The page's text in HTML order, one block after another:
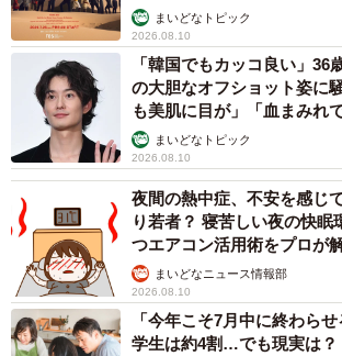
まいどなトピック
2026.08.10
「韓国でもカッコ良い」
の大胆なオフショット姿
も美肌に目が」「血まみれ
っこいい」
まいどなトピック
2026.08.10
夜間の熱中症、不安を感じ
り若者？ 寝苦しい夜の快眠
つエアコン活用術をプロが
まいどなニュース情報部
2026.08.10
「今年こそ7月中に終わら
学生は約4割…でも現実は